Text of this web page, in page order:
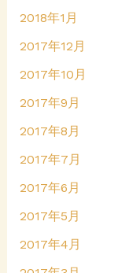
2018年1月
2017年12月
2017年10月
2017年9月
2017年8月
2017年7月
2017年6月
2017年5月
2017年4月